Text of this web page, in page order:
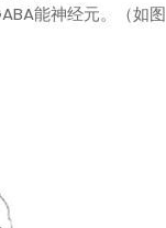
能神经元。（如图